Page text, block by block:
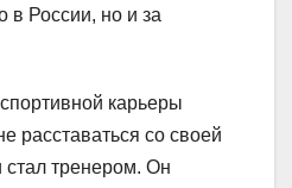
в России, но и за
карьеры
расставаться со своей
стал тренером. Он